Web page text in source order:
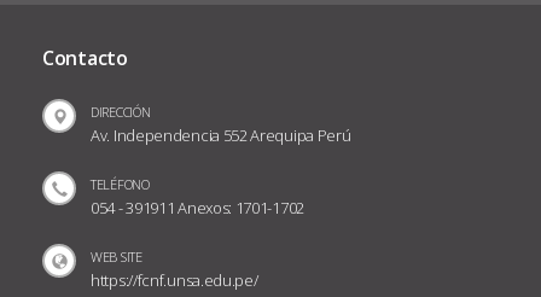
Contacto
DIRECCIÓN
Av. Independencia 552 Arequipa Perú
TELÉFONO
054 - 391911 Anexos: 1701-1702
WEB SITE
https://fcnf.unsa.edu.pe/